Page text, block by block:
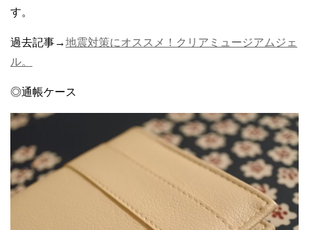
す。
過去記事→地震対策にオススメ！クリアミュージアムジェ
ル。
◎通帳ケース